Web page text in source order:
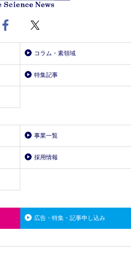
コラム・素領域
特集記事
事業一覧
採用情報
広告・特集・記事申し込み